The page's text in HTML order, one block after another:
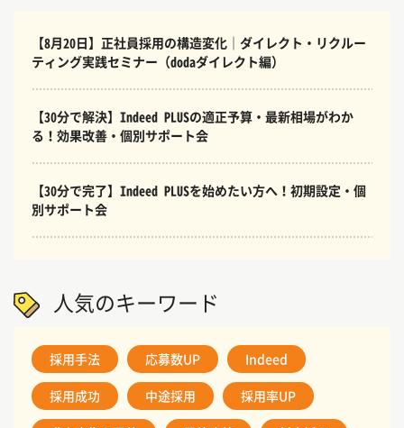
【8月20日】正社員採用の構造変化｜ダイレクト・リクルー
ティング実践セミナー（dodaダイレクト編）
【30分で解決】Indeed PLUSの適正予算・最新相場がわか
る！効果改善・個別サポート会
【30分で完了】Indeed PLUSを始めたい方へ！初期設定・個
別サポート会
人気のキーワード
採用手法 応募数UP Indeed
採用成功 中途採用 採用率UP